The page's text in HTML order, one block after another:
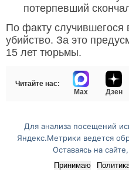
потерпевший
По факту случившегося
убийство. За это
15 лет тюрьмы.
Читайте нас:
Max
Дзен
Перейти на полную
Для анализа посещений
Яндекс.Метрики ведется
Оставаясь на
Принимаю